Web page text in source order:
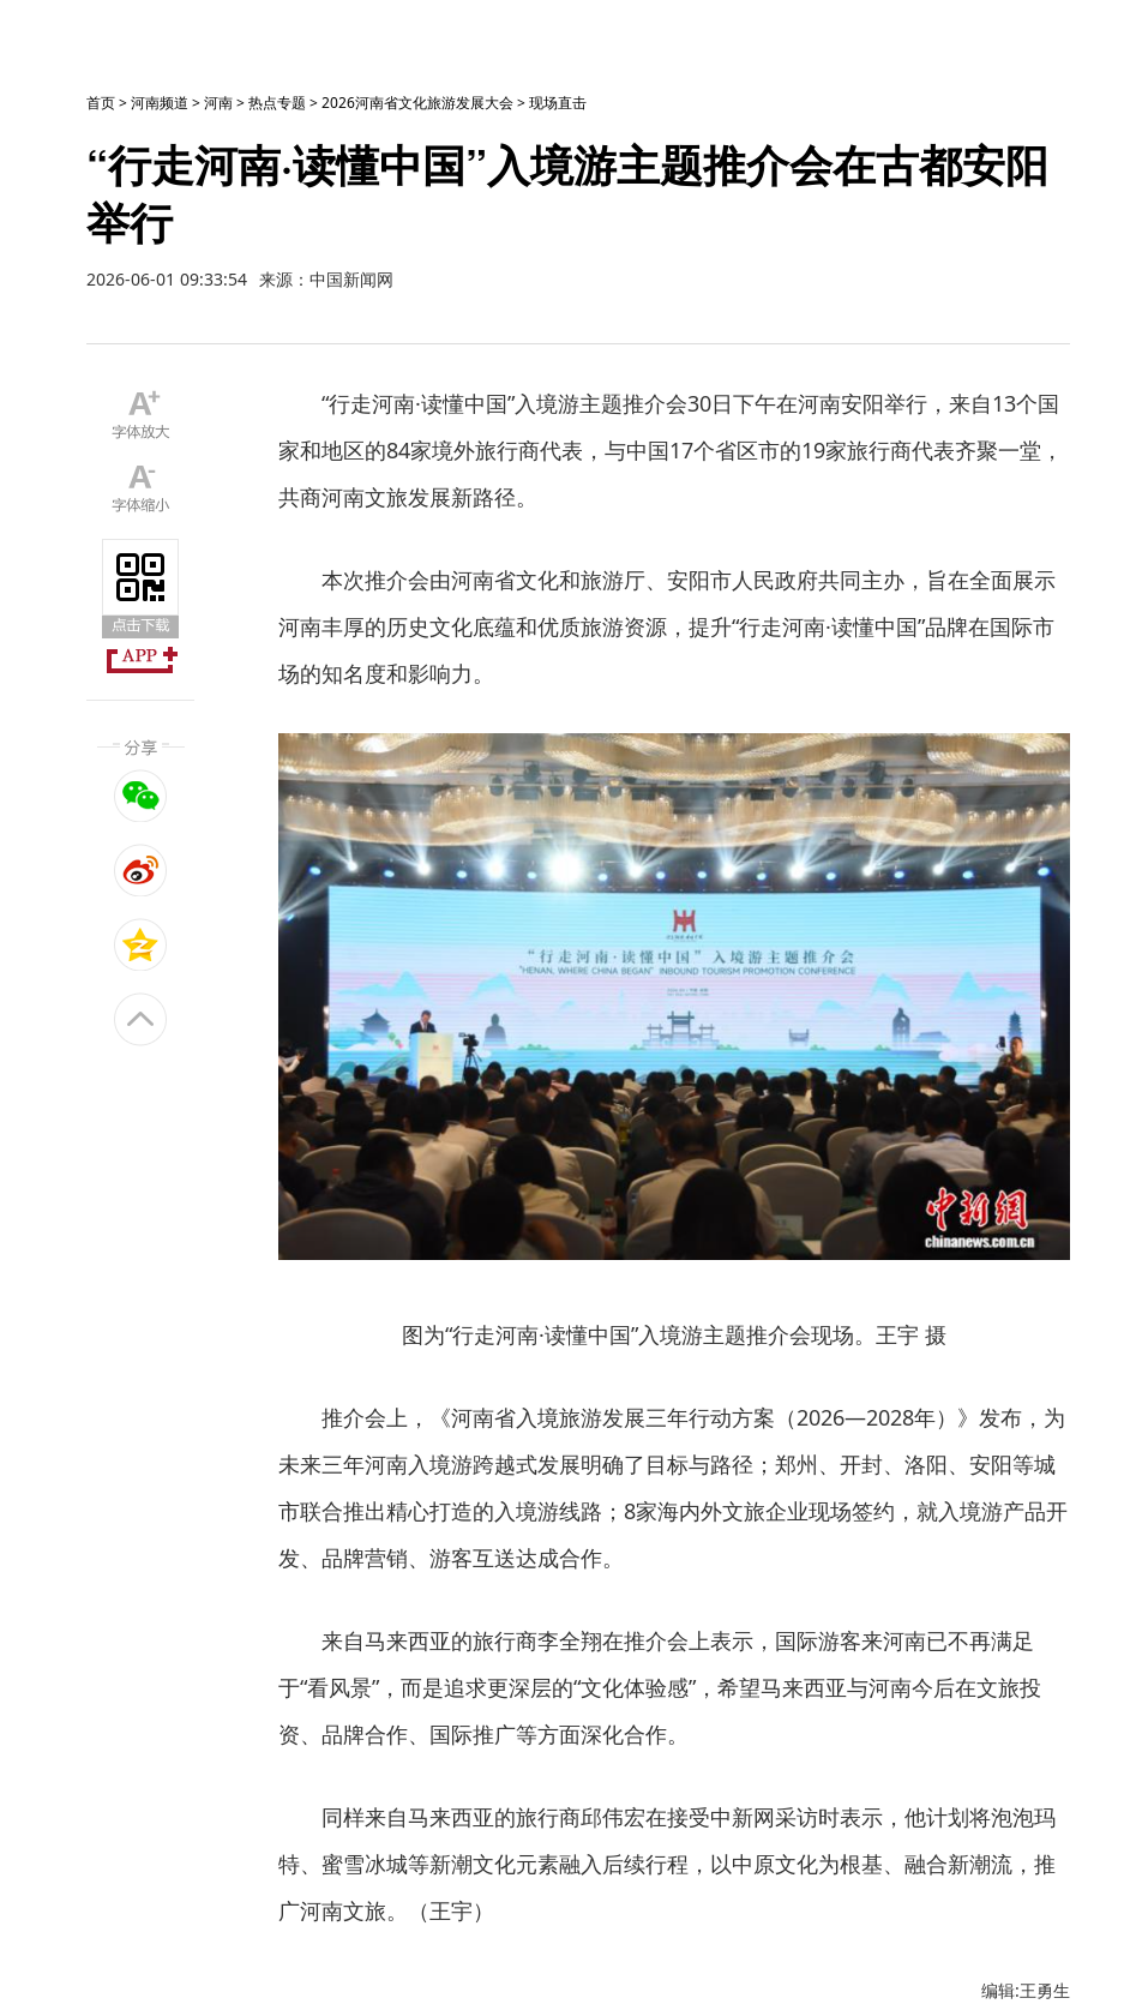
首页>河南频道 >河南>热点专题 >2026河南省文化旅游发展大会>现场直击
“行走河南·读懂中国”入境游主题推介会在古都安阳
举行
2026-06-01 09:33:54 来源：中国新闻网
“行走河南·读懂中国”入境游主题推介会30日下午在河南安阳举行，来自13个国
家和地区的84家境外旅行商代表，与中国17个省区市的19家旅行商代表齐聚一堂，
共商河南文旅发展新路径。
本次推介会由河南省文化和旅游厅、安阳市人民政府共同主办，旨在全面展示
河南丰厚的历史文化底蕴和优质旅游资源，提升“行走河南·读懂中国”品牌在国际市
场的知名度和影响力。
图为“行走河南·读懂中国”入境游主题推介会现场。王宇 摄
推介会上，《河南省入境旅游发展三年行动方案（2026—2028年）》发布，为
未来三年河南入境游跨越式发展明确了目标与路径；郑州、开封、洛阳、安阳等城
市联合推出精心打造的入境游线路；8家海内外文旅企业现场签约，就入境游产品开
发、品牌营销、游客互送达成合作。
来自马来西亚的旅行商李全翔在推介会上表示，国际游客来河南已不再满足
于“看风景”，而是追求更深层的“文化体验感”，希望马来西亚与河南今后在文旅投
资、品牌合作、国际推广等方面深化合作。
同样来自马来西亚的旅行商邱伟宏在接受中新网采访时表示，他计划将泡泡玛
特、蜜雪冰城等新潮文化元素融入后续行程，以中原文化为根基、融合新潮流，推
广河南文旅。（王宇）
编辑:王勇生